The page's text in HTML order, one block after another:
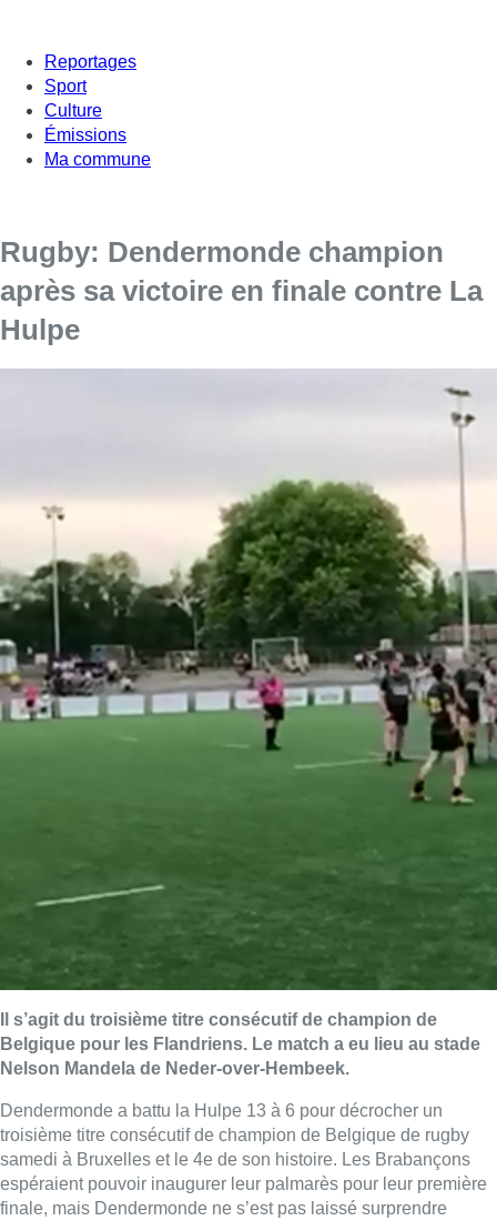
Reportages
Sport
Culture
Émissions
Ma commune
Rugby: Dendermonde champion
après sa victoire en finale contre La
Hulpe
Il s’agit du troisième titre consécutif de champion de
Belgique pour les Flandriens. Le match a eu lieu au stade
Nelson Mandela de Neder-over-Hembeek.
Dendermonde a battu la Hulpe 13 à 6 pour décrocher un
troisième titre consécutif de champion de Belgique de rugby
samedi à Bruxelles et le 4e de son histoire. Les Brabançons
espéraient pouvoir inaugurer leur palmarès pour leur première
finale, mais Dendermonde ne s’est pas laissé surprendre